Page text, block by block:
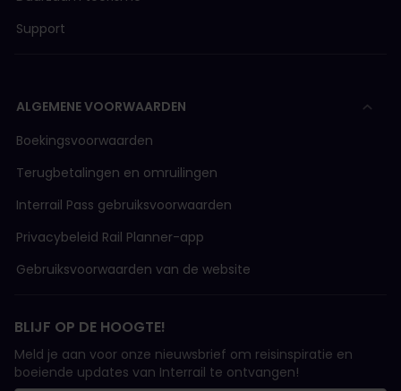
Support
ALGEMENE VOORWAARDEN
Boekingsvoorwaarden
Terugbetalingen en omruilingen
Interrail Pass gebruiksvoorwaarden
Privacybeleid Rail Planner-app
Gebruiksvoorwaarden van de website
BLIJF OP DE HOOGTE!
Meld je aan voor onze nieuwsbrief om reisinspiratie en
boeiende updates van Interrail te ontvangen!